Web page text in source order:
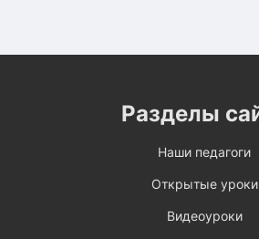
Разделы
Наши педагоги
Открытые уроки
Видеоуроки